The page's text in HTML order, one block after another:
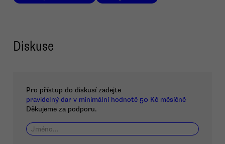
Diskuse
Pro přístup do diskusí zadejte
pravidelný dar v minimální hodnotě 50 Kč měsíčně
Děkujeme za podporu.